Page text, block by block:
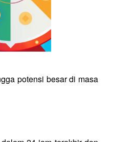
potensi besar di masa